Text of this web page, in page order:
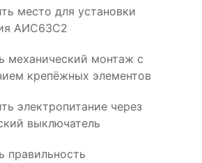
место для установки
АИС63C2
механический монтаж с
крепёжных элементов
электропитание через
выключатель
правильность